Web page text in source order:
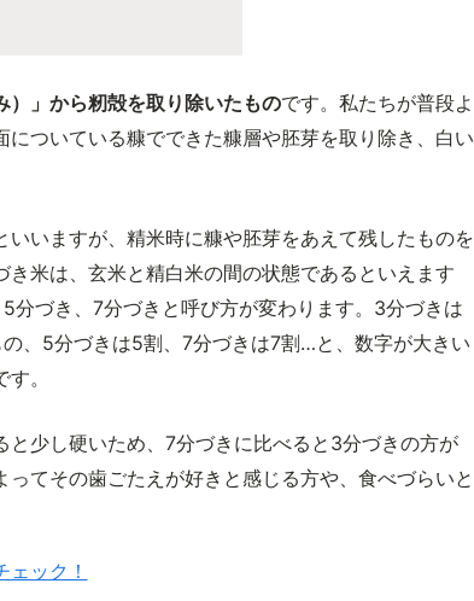
）」から籾殻を取り除いたものです。私たちが普段よ
についている糠でできた糠層や胚芽を取り除き、白い
いますが、精米時に糠や胚芽をあえて残したものを
き米は、玄米と精白米の間の状態であるといえます
分づき、7分づきと呼び方が変わります。3分づきは
、5分づきは5割、7分づきは7割…と、数字が大きい
。
少し硬いため、7分づきに比べると3分づきの方が
てその歯ごたえが好きと感じる方や、食べづらいと
ック！